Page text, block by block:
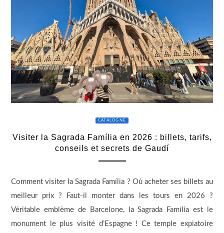
CATALOGNE
Visiter la Sagrada Família en 2026 : billets, tarifs,
conseils et secrets de Gaudí
Comment visiter la Sagrada Família ? Où acheter ses billets au
meilleur prix ? Faut-il monter dans les tours en 2026 ?
Véritable emblème de Barcelone, la Sagrada Família est le
monument le plus visité d’Espagne ! Ce temple expiatoire